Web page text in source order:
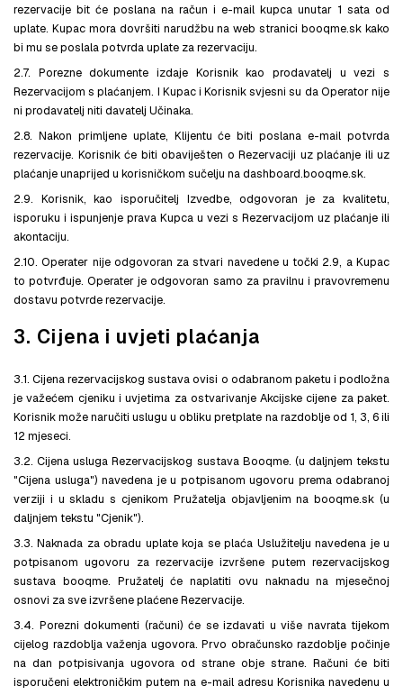
rezervacije bit će poslana na račun i e-mail kupca unutar 1 sata od
uplate. Kupac mora dovršiti narudžbu na web stranici booqme.sk kako
bi mu se poslala potvrda uplate za rezervaciju.
2.7. Porezne dokumente izdaje Korisnik kao prodavatelj u vezi s
Rezervacijom s plaćanjem. I Kupac i Korisnik svjesni su da Operator nije
ni prodavatelj niti davatelj Učinaka.
2.8. Nakon primljene uplate, Klijentu će biti poslana e-mail potvrda
rezervacije. Korisnik će biti obaviješten o Rezervaciji uz plaćanje ili uz
plaćanje unaprijed u korisničkom sučelju na dashboard.booqme.sk.
2.9. Korisnik, kao isporučitelj Izvedbe, odgovoran je za kvalitetu,
isporuku i ispunjenje prava Kupca u vezi s Rezervacijom uz plaćanje ili
akontaciju.
2.10. Operater nije odgovoran za stvari navedene u točki 2.9, a Kupac
to potvrđuje. Operater je odgovoran samo za pravilnu i pravovremenu
dostavu potvrde rezervacije.
3. Cijena i uvjeti plaćanja
3.1. Cijena rezervacijskog sustava ovisi o odabranom paketu i podložna
je važećem cjeniku i uvjetima za ostvarivanje Akcijske cijene za paket.
Korisnik može naručiti uslugu u obliku pretplate na razdoblje od 1, 3, 6 ili
12 mjeseci.
3.2. Cijena usluga Rezervacijskog sustava Booqme. (u daljnjem tekstu
"Cijena usluga") navedena je u potpisanom ugovoru prema odabranoj
verziji i u skladu s cjenikom Pružatelja objavljenim na booqme.sk (u
daljnjem tekstu "Cjenik").
3.3. Naknada za obradu uplate koja se plaća Uslužitelju navedena je u
potpisanom ugovoru za rezervacije izvršene putem rezervacijskog
sustava booqme. Pružatelj će naplatiti ovu naknadu na mjesečnoj
osnovi za sve izvršene plaćene Rezervacije.
3.4. Porezni dokumenti (računi) će se izdavati u više navrata tijekom
cijelog razdoblja važenja ugovora. Prvo obračunsko razdoblje počinje
na dan potpisivanja ugovora od strane obje strane. Računi će biti
isporučeni elektroničkim putem na e-mail adresu Korisnika navedenu u